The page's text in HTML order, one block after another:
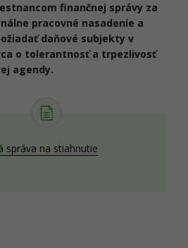
finančnej správy za
pracovné nasadenie a
daňové subjekty v
o tolerantnosť a trpezlivosť
agendy.
správa na stiahnutie